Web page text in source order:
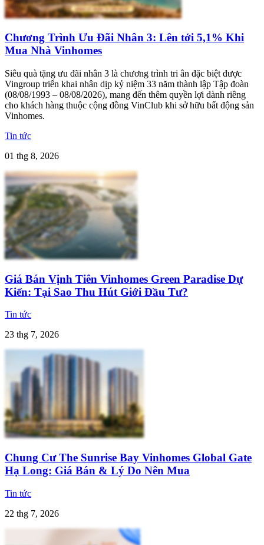
Chương Trình Ưu Đãi Nhân 3: Lên tới 5,1% Khi
Mua Nhà Vinhomes
Siêu quà tặng ưu đãi nhân 3 là chương trình tri ân đặc biệt được
Vingroup triển khai nhân dịp kỷ niệm 33 năm thành lập Tập đoàn
(08/08/1993 – 08/08/2026), mang đến thêm quyền lợi dành riêng
cho khách hàng thuộc cộng đồng VinClub khi sở hữu bất động sản
Vinhomes.
Tin tức
01 thg 8, 2026
Giá Bán Vịnh Tiên Vinhomes Green Paradise Dự
Kiến: Tại Sao Thu Hút Giới Đầu Tư?
Tin tức
23 thg 7, 2026
Chung Cư The Sunrise Bay Vinhomes Global Gate
Hạ Long: Giá Bán & Lý Do Nên Mua
Tin tức
22 thg 7, 2026